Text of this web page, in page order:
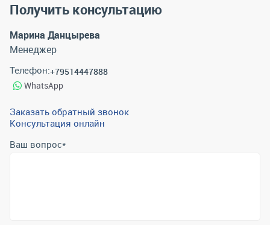
Получить консультацию
Марина Данцырева
Менеджер
Телефон:+79514447888
WhatsApp
Заказать обратный звонок
Консультация онлайн
Ваш вопрос*